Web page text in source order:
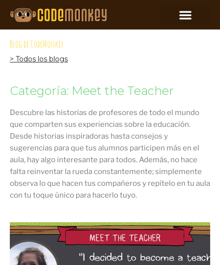
Blog de CodeMonkey
> Todos los blogs
Categoría: Meet the Teacher
Descubre las historias de profesores de todo el mundo
que comparten sus experiencias sobre la educación.
Desde historias inspiradoras hasta consejos y
sugerencias para que tus alumnos participen más en el
aula, hay algo interesante para todos. Además, no hace
falta reinventar la rueda constantemente; simplemente
observa lo que hacen tus compañeros y repítelo en tu aula
con tu toque único para hacerlo tuyo.